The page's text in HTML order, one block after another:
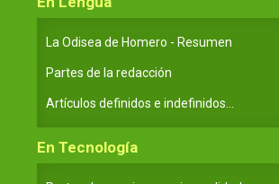
La Odisea de Homero - Resumen
Partes de la redacción
Artículos definidos e indefinidos...
En Tecnología